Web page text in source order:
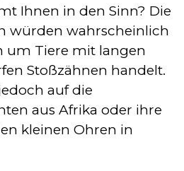
Ihnen in den Sinn? Die
würden wahrscheinlich
um Tiere mit langen
Stoßzähnen handelt.
auf die
aus Afrika oder ihre
kleinen Ohren in